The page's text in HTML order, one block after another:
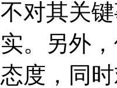
对其关
。另外
度，同